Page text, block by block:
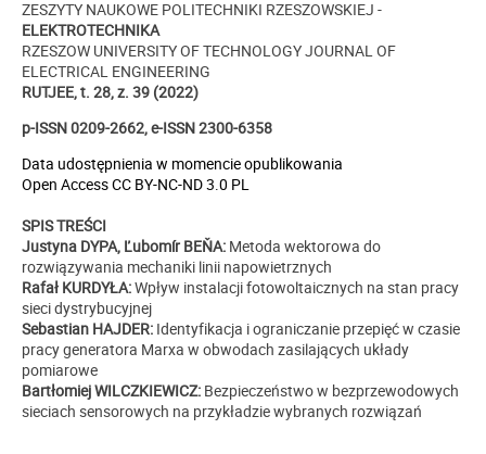
ZESZYTY NAUKOWE POLITECHNIKI RZESZOWSKIEJ -
ELEKTROTECHNIKA
RZESZOW UNIVERSITY OF TECHNOLOGY JOURNAL OF
ELECTRICAL ENGINEERING
RUTJEE, t. 28, z. 39 (2022)
p-ISSN 0209-2662, e-ISSN 2300-6358
Data udostępnienia w momencie opublikowania
Open Access CC BY-NC-ND 3.0 PL
SPIS TREŚCI
Justyna DYPA, Ľubomír BEŇA: Metoda wektorowa do
rozwiązywania mechaniki linii napowietrznych
Rafał KURDYŁA:Wpływ instalacji fotowoltaicznych na stan pracy
sieci dystrybucyjnej
Sebastian HAJDER: Identyfikacja i ograniczanie przepięć w czasie
pracy generatora Marxa w obwodach zasilających układy
pomiarowe
Bartłomiej WILCZKIEWICZ: Bezpieczeństwo w bezprzewodowych
sieciach sensorowych na przykładzie wybranych rozwiązań